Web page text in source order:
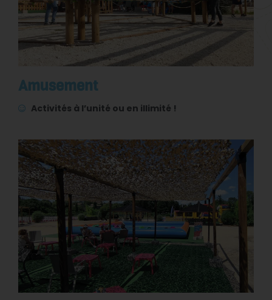
Amusement
Activités à l’unité ou en illimité !